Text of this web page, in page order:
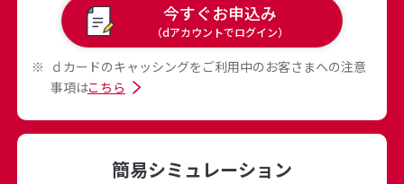
今すぐお申込み
（dアカウントでログイン）
ｄカードのキャッシングをご利用中のお客さまへの注意
事項はこちら
簡易シミュレーション